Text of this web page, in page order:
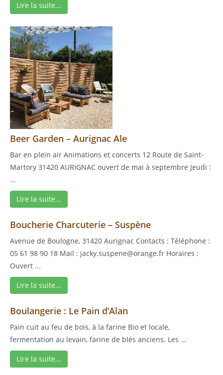
Lire la suite...
Beer Garden – Aurignac Ale
Bar en plein air Animations et concerts 12 Route de Saint-
Martory 31420 AURIGNAC ouvert de mai à septembre Jeudi :
...
Lire la suite...
Boucherie Charcuterie – Suspène
Avenue de Boulogne, 31420 Aurignac Contacts : Téléphone :
05 61 98 90 18 Mail : jacky.suspene@orange.fr Horaires :
Ouvert ...
Lire la suite...
Boulangerie : Le Pain d’Alan
Pain cuit au feu de bois, à la farine Bio et locale,
fermentation au levain, farine de blés anciens. Les ...
Lire la suite...